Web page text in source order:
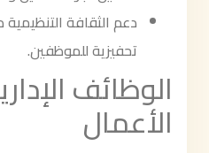
دعم الثقافة
تحفيزية للموظفين.
الوظائف
الأعمال